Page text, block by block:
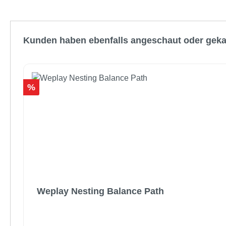
Kunden haben ebenfalls angeschaut oder
Rabatt
%
Weplay Nesting Balance Path